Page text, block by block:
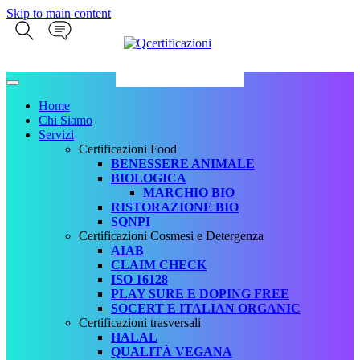
Skip to main content
Home
Chi Siamo
Servizi
Certificazioni Food
BENESSERE ANIMALE
BIOLOGICA
MARCHIO BIO
RISTORAZIONE BIO
SQNPI
Certificazioni Cosmesi e Detergenza
AIAB
CLAIM CHECK
ISO 16128
PLAY SURE E DOPING FREE
SOCERT E ITALIAN ORGANIC
Certificazioni trasversali
HALAL
QUALITÀ VEGANA